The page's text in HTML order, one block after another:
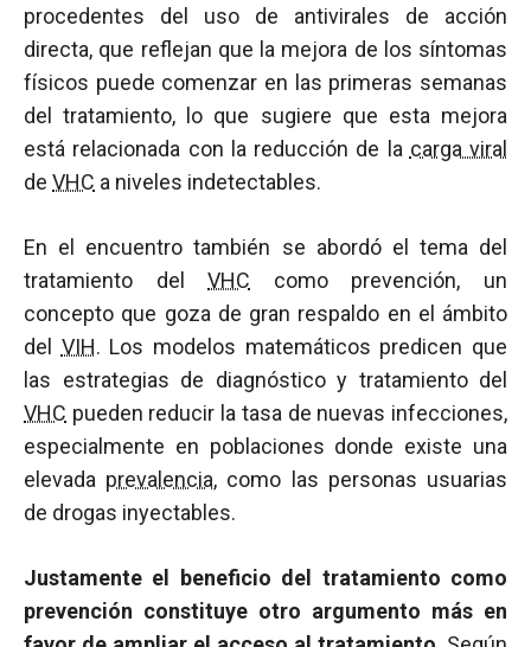
procedentes del uso de antivirales de acción
directa, que reflejan que la mejora de los síntomas
físicos puede comenzar en las primeras semanas
del tratamiento, lo que sugiere que esta mejora
está relacionada con la reducción de la carga viral
de VHC a niveles indetectables.
En el encuentro también se abordó el tema del
tratamiento delVHC como prevención, un
concepto que goza de gran respaldo en el ámbito
del VIH. Los modelos matemáticos predicen que
las estrategias de diagnóstico y tratamiento del
VHC pueden reducir la tasa de nuevas infecciones,
especialmente en poblaciones donde existe una
elevada prevalencia, como las personas usuarias
de drogas inyectables.
Justamente el beneficio del tratamiento como
prevención constituye otro argumento más en